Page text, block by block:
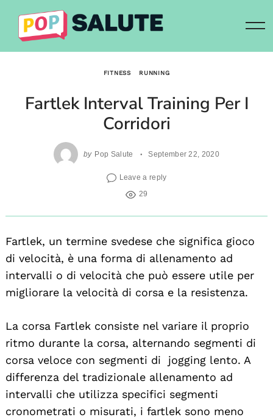
content
FITNESS RUNNING
Fartlek Interval Training Per I
Corridori
by Pop Salute September 22, 2020
Leave a reply
29
Fartlek, un termine svedese che significa gioco
di velocità, è una forma di allenamento ad
intervalli o di velocità che può essere utile per
migliorare la velocità di corsa e la resistenza.
La corsa Fartlek consiste nel variare il proprio
ritmo durante la corsa, alternando segmenti di
corsa veloce con segmenti di jogging lento. A
differenza del tradizionale allenamento ad
intervalli che utilizza specifici segmenti
cronometrati o misurati, i fartlek sono meno